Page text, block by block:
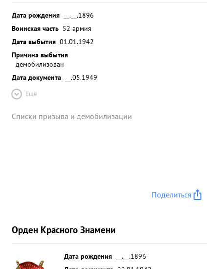
Дата рождения
__.__.1896
Воинская часть 52 армия
Дата выбытия 01.01.1942
Причина выбытия
демобилизован
Дата документа
__.05.1949
Ещё
Списки призыва и демобилизации
Поделиться
Орден Красного Знамени
Дата рождения
__.__.1896